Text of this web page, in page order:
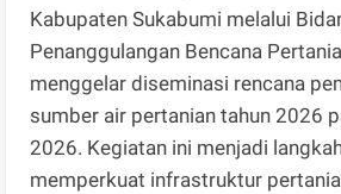
Kabupaten Sukabumi melalui
Penanggulangan Bencana
menggelar diseminasi rencana
sumber air pertanian tahun 2026
2026. Kegiatan ini menjadi
memperkuat infrastruktur